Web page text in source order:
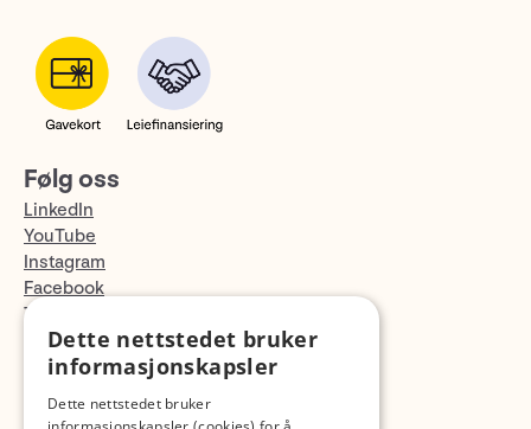
Følg oss
LinkedIn
YouTube
Instagram
Facebook
TikTok
Fotopodden
Dette nettstedet bruker
informasjonskapsler
Dette nettstedet bruker